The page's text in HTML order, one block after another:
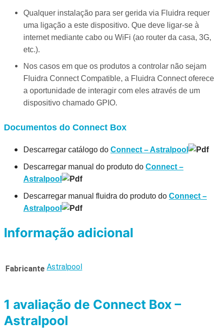
Qualquer instalação para ser gerida via Fluidra requer
uma ligação a este dispositivo. Que deve ligar-se à
internet mediante cabo ou WiFi (ao router da casa, 3G,
etc.).
Nos casos em que os produtos a controlar não sejam
Fluidra Connect Compatible, a Fluidra Connect oferece
a oportunidade de interagir com eles através de um
dispositivo chamado GPIO.
Documentos do Connect Box
Descarregar catálogo do Connect – Astralpool
Descarregar manual do produto do Connect –
Astralpool
Descarregar manual fluidra do produto do Connect –
Astralpool
Informação adicional
Fabricante Astralpool
1 avaliação de Connect Box –
Astralpool